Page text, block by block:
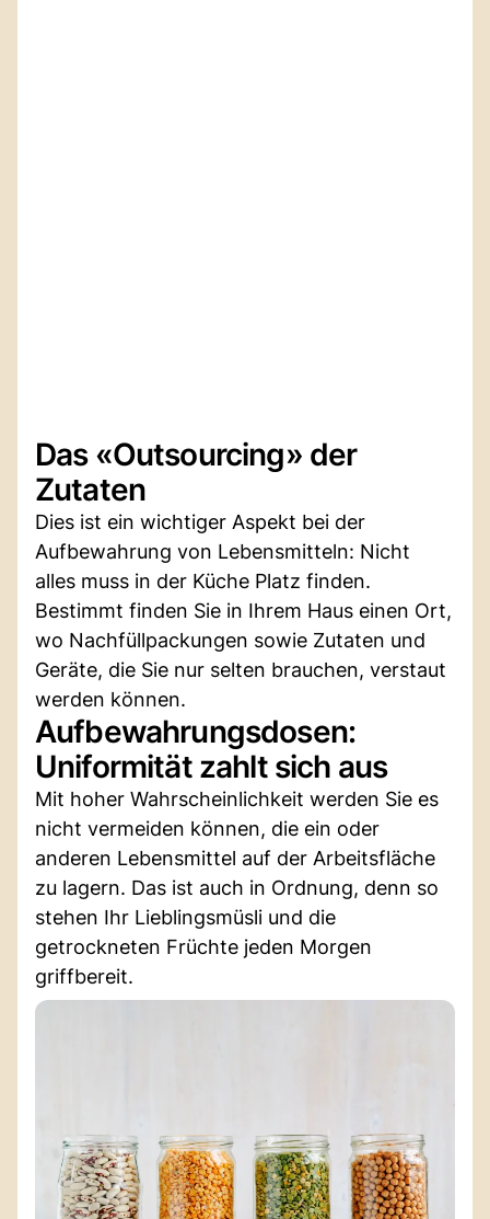
Das «Outsourcing» der
Zutaten
Dies ist ein wichtiger Aspekt bei der
Aufbewahrung von Lebensmitteln: Nicht
alles muss in der Küche Platz finden.
Bestimmt finden Sie in Ihrem Haus einen Ort,
wo Nachfüllpackungen sowie Zutaten und
Geräte, die Sie nur selten brauchen, verstaut
werden können.
Aufbewahrungsdosen:
Uniformität zahlt sich aus
Mit hoher Wahrscheinlichkeit werden Sie es
nicht vermeiden können, die ein oder
anderen Lebensmittel auf der Arbeitsfläche
zu lagern. Das ist auch in Ordnung, denn so
stehen Ihr Lieblingsmüsli und die
getrockneten Früchte jeden Morgen
griffbereit.